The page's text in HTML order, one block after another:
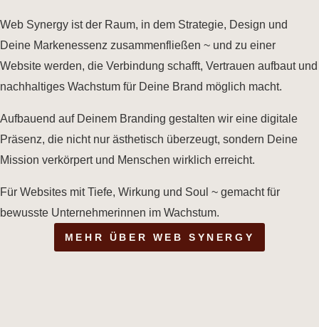
Web Synergy ist der Raum, in dem Strategie, Design und
Deine Markenessenz zusammenfließen ~ und zu einer
Website werden, die Verbindung schafft, Vertrauen aufbaut und
nachhaltiges Wachstum für Deine Brand möglich macht.
Aufbauend auf Deinem Branding gestalten wir eine digitale
Präsenz, die nicht nur ästhetisch überzeugt, sondern Deine
Mission verkörpert und Menschen wirklich erreicht.
Für Websites mit Tiefe, Wirkung und Soul ~ gemacht für
bewusste Unternehmerinnen im Wachstum.
MEHR ÜBER WEB SYNERGY